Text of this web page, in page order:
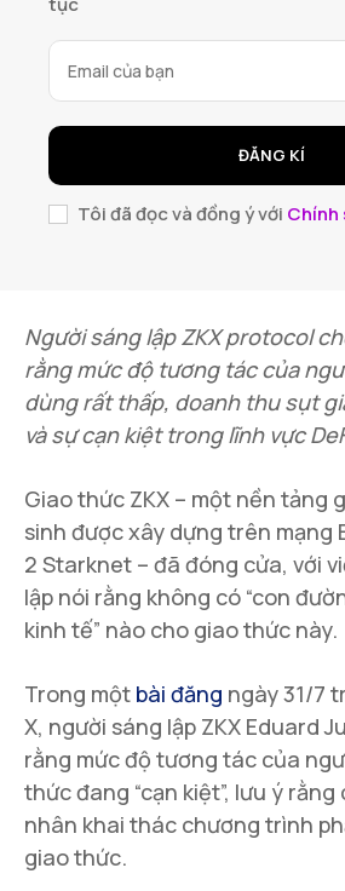
ĐĂNG KÍ
Tôi đã đọc và đồng ý với Chính
Người sáng lập ZKX protocol
rằng mức độ tương tác của
dùng rất thấp, doanh thu sụt
và sự cạn kiệt trong lĩnh vực
Giao thức ZKX – một nền tảng
sinh được xây dựng trên mạng
2 Starknet – đã đóng cửa, với
lập nói rằng không có “con
kinh tế” nào cho giao thức này.
Trong một bài đăng ngày 31/7
X, người sáng lập ZKX Eduard
rằng mức độ tương tác của
thức đang “cạn kiệt”, lưu ý
nhân khai thác chương trình
giao thức.